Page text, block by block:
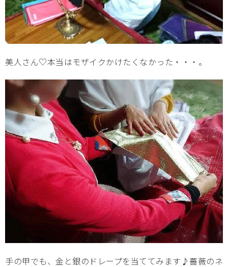
美人さん♡本当はモザイクかけたくなかった・・・。
手の甲でも、金と銀のドレープを当ててみます♪薔薇のネ